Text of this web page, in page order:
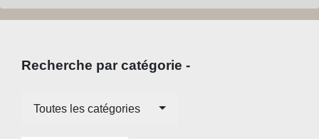
Recherche par catégorie -
Toutes les catégories